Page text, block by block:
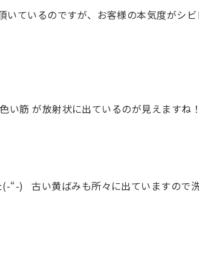
いているのですが、お客様の本気度が
が放射状に出ているのが見えますね
“-) 古い黄ばみも所々に出ていますの